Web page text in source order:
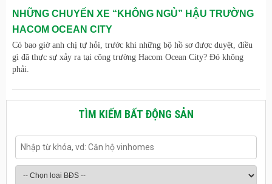
NHỮNG CHUYẾN XE “KHÔNG NGỦ” HẬU TRƯỜNG
HACOM OCEAN CITY
Có bao giờ anh chị tự hỏi, trước khi những bộ hồ sơ được duyệt, điều
gì đã thực sự xảy ra tại công trường Hacom Ocean City? Đó không
phải.
TÌM KIẾM BẤT ĐỘNG SẢN